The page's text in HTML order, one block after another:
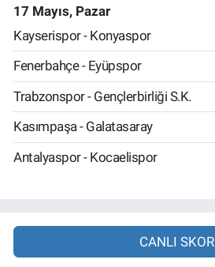
17 Mayıs, Pazar
Kayserispor - Konyaspor
Fenerbahçe - Eyüpspor
Trabzonspor - Gençlerbirliği S.K.
Kasımpaşa - Galatasaray
Antalyaspor - Kocaelispor
CANLI SKOR